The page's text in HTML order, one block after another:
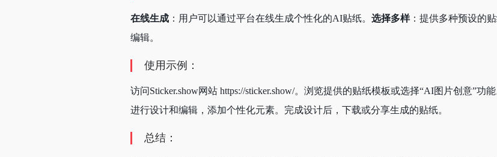
在线生成 ：用户可以通过平台在线生成个性化的AI贴纸。 选择多样：提供多种预设的
编辑。
使用示例：
访问Sticker.show网站 https://sticker.show/。浏览提供的贴纸模板或选择“AI图片创意”
进行设计和编辑，添加个性化元素。完成设计后，下载或分享生成的贴纸。
总结：